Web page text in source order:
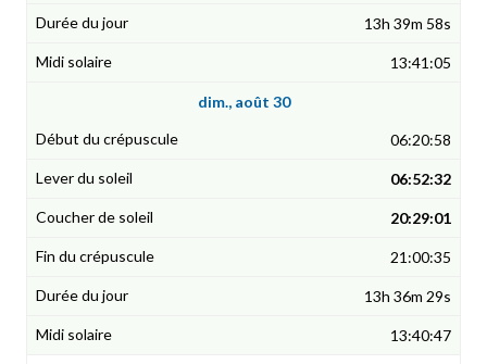
13h 39m 58s
13:41:05
dim., août 30
06:20:58
06:52:32
20:29:01
21:00:35
13h 36m 29s
13:40:47